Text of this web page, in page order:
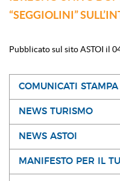
“SEGGIOLINI”
Pubblicato sul sito ASTOI il
COMUNICATI STAMPA
NEWS TURISMO
NEWS ASTOI
MANIFESTO PER IL